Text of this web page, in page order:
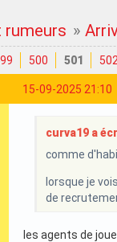
»
500 501 502
15-09-2025 21:10
curva19 a
comme
lorsque je
de
les agents de